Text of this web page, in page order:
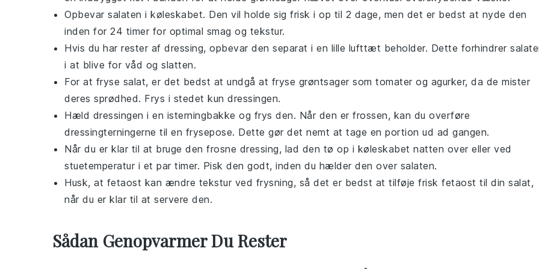
Opbevar salaten i køleskabet. Den vil holde sig frisk i op til 2 dage, men det er bedst at nyde den
inden for 24 timer for optimal smag og tekstur.
Hvis du har rester af dressing, opbevar den separat i en lille lufttæt beholder. Dette forhindrer
i at blive for våd og slatten.
For at fryse salat, er det bedst at undgå at fryse grøntsager som tomater og agurker, da de mister
deres sprødhed. Frys i stedet kun dressingen.
Hæld dressingen i en isterningbakke og frys den. Når den er frossen, kan du overføre
dressingterningerne til en frysepose. Dette gør det nemt at tage en portion ud ad gangen.
Når du er klar til at bruge den frosne dressing, lad den tø op i køleskabet natten over eller ved
stuetemperatur i et par timer. Pisk den godt, inden du hælder den over salaten.
Husk, at fetaost kan ændre tekstur ved frysning, så det er bedst at tilføje frisk fetaost til din salat,
når du er klar til at servere den.
Sådan Genopvarmer Du Rester